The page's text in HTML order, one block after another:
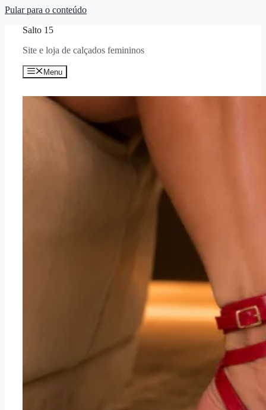
Pular para o conteúdo
Salto 15
Site e loja de calçados femininos
Menu